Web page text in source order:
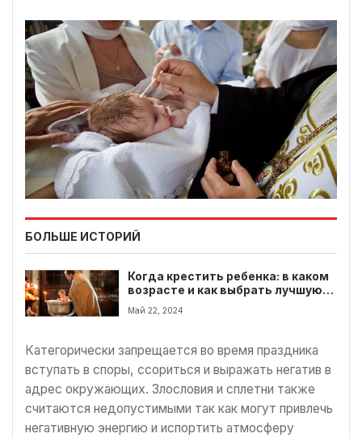
БОЛЬШЕ ИСТОРИЙ
Когда крестить ребенка: в каком
возрасте и как выбрать лучшую
дату?
Май 22, 2024
Категорически запрещается во время праздника
вступать в споры, ссориться и выражать негатив в
адрес окружающих. Злословия и сплетни также
считаются недопустимыми так как могут привлечь
негативную энергию и испортить атмосферу